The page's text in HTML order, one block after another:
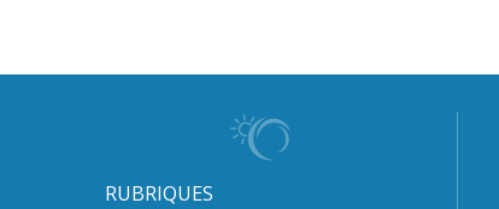
RUBRIQUES